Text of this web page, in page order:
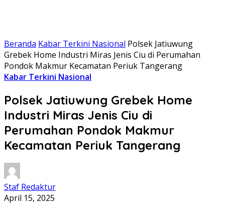
Beranda Kabar Terkini Nasional Polsek Jatiuwung
Grebek Home Industri Miras Jenis Ciu di Perumahan
Pondok Makmur Kecamatan Periuk Tangerang
Kabar Terkini Nasional
Polsek Jatiuwung Grebek Home
Industri Miras Jenis Ciu di
Perumahan Pondok Makmur
Kecamatan Periuk Tangerang
Staf Redaktur
April 15, 2025